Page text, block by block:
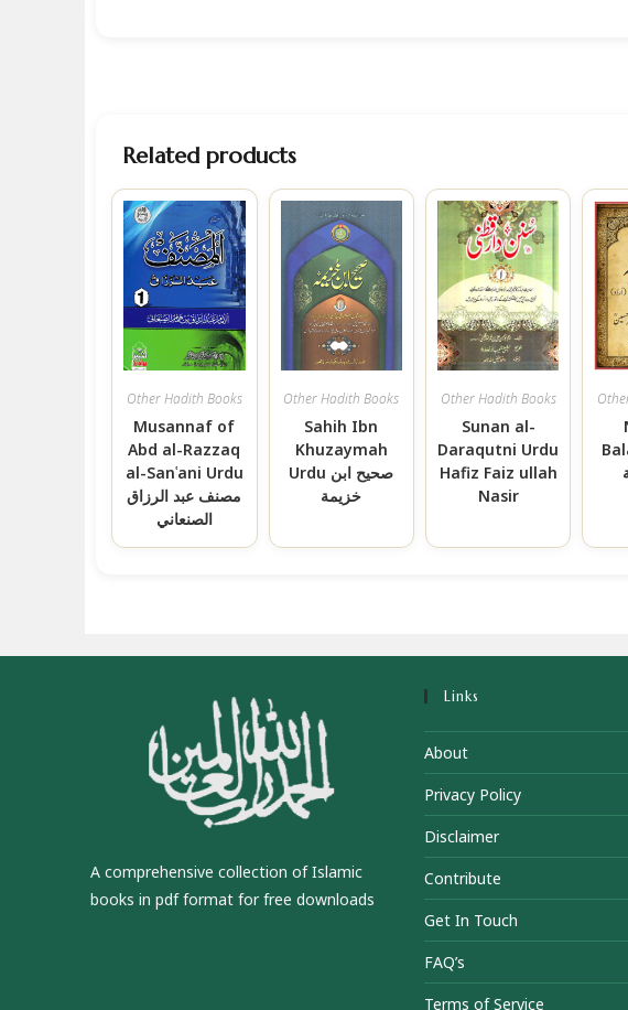
Related products
Other Hadith Books
Musannaf of
Abd al-Razzaq
al-Sanʿani Urdu
مصنف عبد الرزاق
الصنعاني
Other Hadith Books
Sahih Ibn
Khuzaymah
Urdu صحيح ابن
خزيمة
Other Hadith Books
Sunan al-
Daraqutni Urdu
Hafiz Faiz ullah
Nasir
A comprehensive collection of Islamic
books in pdf format for free downloads
Links
About
Privacy Policy
Disclaimer
Contribute
Get In Touch
FAQ’s
Terms of Service